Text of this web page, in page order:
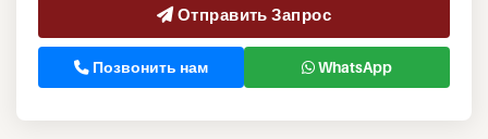
Отправить Запрос
Позвонить нам WhatsApp